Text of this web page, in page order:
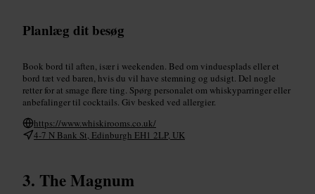
Planlæg dit besøg
Book bord til aften, især i weekenden. Bed om vinduesplads eller et
bord tæt ved baren, hvis du vil have stemning og udsigt. Del nogle
retter for at smage flere ting. Spørg personalet om whiskyparringer eller
anbefalinger til cocktails. Giv besked ved allergier.
https://www.whiskirooms.co.uk/
4-7 N Bank St, Edinburgh EH1 2LP, UK
The Magnum